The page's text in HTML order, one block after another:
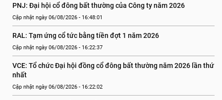
PNJ: Đại hội cổ đông bất thường của Công ty năm 2026
Cập nhật ngày 06/08/2026 - 16:48:01
RAL: Tạm ứng cổ tức bằng tiền đợt 1 năm 2026
Cập nhật ngày 06/08/2026 - 16:22:37
VCE: Tổ chức Đại hội đồng cổ đông bất thường năm 2026 lần thứ
nhất
Cập nhật ngày 06/08/2026 - 16:22:02